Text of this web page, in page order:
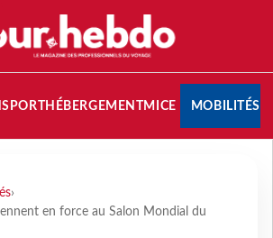
HÉBERGEMENTMICE MOBILITÉS
›
en force au Salon Mondial du